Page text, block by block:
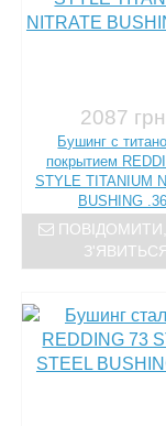
2087
Бушинг с
покрытием
STYLE TITANIUM
BUSHING